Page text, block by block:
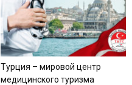
Турция – мировой центр
медицинского туризма